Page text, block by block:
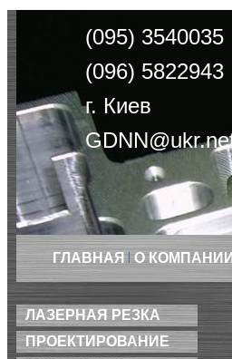
(095) 3540035
(096) 5822943
г. Киев
ГЛАВНАЯ О
ЛАЗЕРНАЯ РЕЗКА
ПРОЕКТИРОВАНИЕ